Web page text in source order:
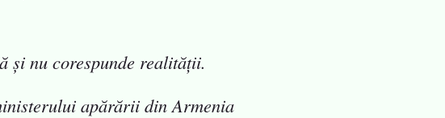
și nu corespunde realității.
apărării din Armenia